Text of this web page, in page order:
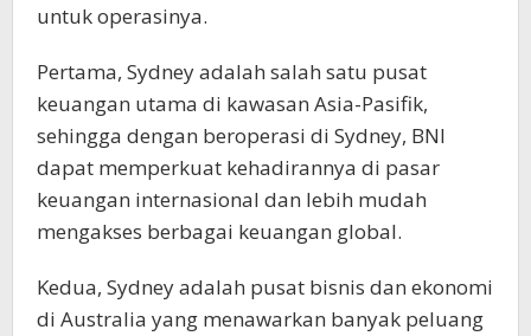
untuk operasinya.
Pertama, Sydney adalah salah satu pusat
keuangan utama di kawasan Asia-Pasifik,
sehingga dengan beroperasi di Sydney, BNI
dapat memperkuat kehadirannya di pasar
keuangan internasional dan lebih mudah
mengakses berbagai keuangan global.
Kedua, Sydney adalah pusat bisnis dan ekonomi
di Australia yang menawarkan banyak peluang